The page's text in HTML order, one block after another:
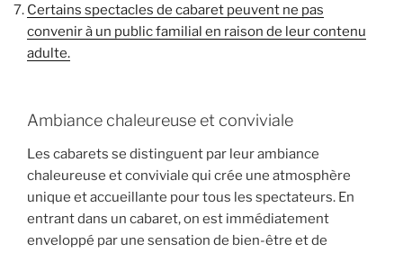
Certains spectacles de cabaret peuvent ne pas
convenir à un public familial en raison de leur contenu
adulte.
Ambiance chaleureuse et conviviale
Les cabarets se distinguent par leur ambiance
chaleureuse et conviviale qui crée une atmosphère
unique et accueillante pour tous les spectateurs. En
entrant dans un cabaret, on est immédiatement
enveloppé par une sensation de bien-être et de